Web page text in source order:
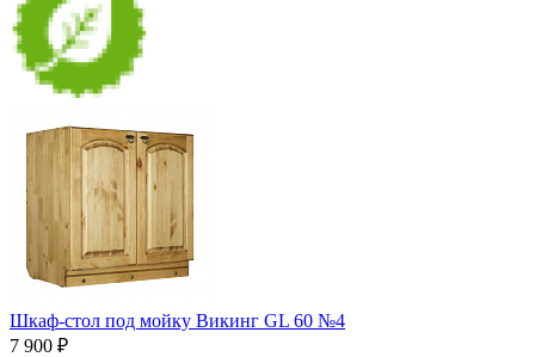
Шкаф-стол под мойку Викинг GL 60 №4
7 900 ₽